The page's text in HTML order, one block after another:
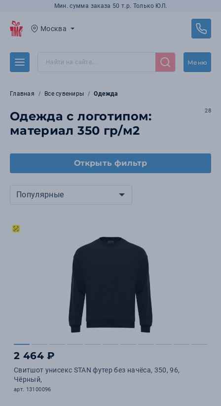
Мин. сумма заказа 50 т.р. Только ЮЛ.
Москва
Меню
Главная Все сувениры Одежда
Одежда с логотипом:
материал 350 гр/м2
28
Открыть фильтр
Популярные
2 464 ₽
Свитшот унисекс STAN футер без начёса, 350, 96,
Чёрный,
арт. 13100096